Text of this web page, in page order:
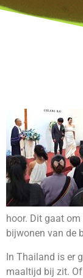
hoor. Dit gaat
bijwonen van de
In Thailand is er
maaltijd bij zit.